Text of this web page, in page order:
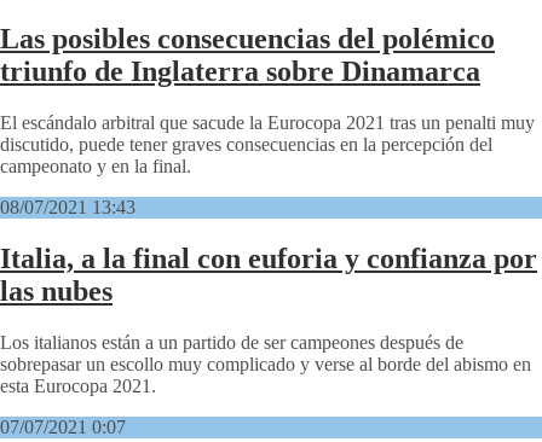
Las posibles consecuencias del polémico
triunfo de Inglaterra sobre Dinamarca
El escándalo arbitral que sacude la Eurocopa 2021 tras un penalti muy
discutido, puede tener graves consecuencias en la percepción del
campeonato y en la final.
08/07/2021 13:43
Italia, a la final con euforia y confianza por
las nubes
Los italianos están a un partido de ser campeones después de
sobrepasar un escollo muy complicado y verse al borde del abismo en
esta Eurocopa 2021.
07/07/2021 0:07